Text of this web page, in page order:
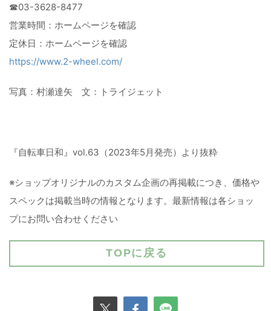
☎03-3628-8477
営業時間：ホームページを確認
定休日：ホームページを確認
https://www.2-wheel.com/
写真：村瀬達矢 文：トライジェット
『自転車日和』vol.63（2023年5月発売）より抜粋
※ショップオリジナルのカスタム企画の再掲載につき、価格や
スペックは掲載当時の情報となります。最新情報は各ショッ
プにお問い合わせください
TOPに戻る